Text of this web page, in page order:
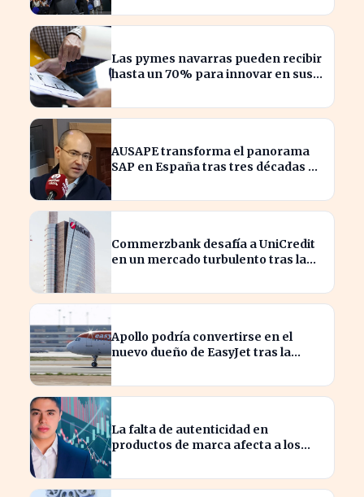
Las pymes navarras pueden recibir
hasta un 70% para innovar en sus
AUSAPE transforma el panorama
SAP en España tras tres décadas de
Commerzbank desafía a UniCredit
en un mercado turbulento tras la
Apollo podría convertirse en el
nuevo dueño de EasyJet tras la
La falta de autenticidad en
productos de marca afecta a los